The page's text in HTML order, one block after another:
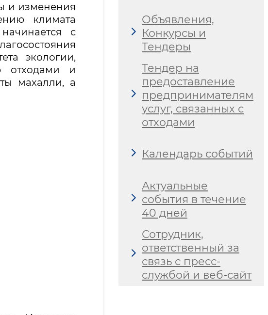
и изменения
климата
с
экологии,
отходами и
махалли, а
Объявления,
Конкурсы и
Тендеры
Тендер на
предоставление
предпринимателям
услуг, связанных с
отходами
Календарь событий
Актуальные
события в течение
40 дней
Сотрудник,
ответственный за
связь с пресс-
службой и веб-сайт